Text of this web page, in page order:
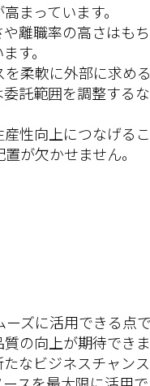
まっています。
離職率の高さはも
す。
柔軟に外部に求め
託範囲を調整する
性向上につなげるこ
が欠かせません。
ズに活用できる点で
の向上が期待できま
なビジネスチャン